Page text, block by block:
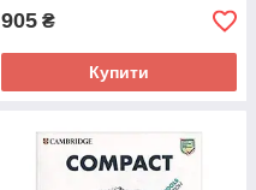
905 ₴
Купити